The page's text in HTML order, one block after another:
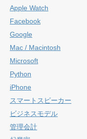
Apple Watch
Facebook
Google
Mac / Macintosh
Microsoft
Python
iPhone
スマートスピーカー
ビジネスモデル
管理会計